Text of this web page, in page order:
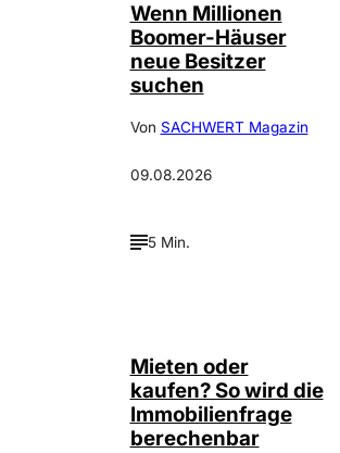
Wenn Millionen
Boomer-Häuser
neue Besitzer
suchen
Von SACHWERT Magazin
09.08.2026
5 Min.
Mieten oder
kaufen? So wird die
Immobilienfrage
berechenbar